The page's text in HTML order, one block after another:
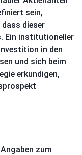
sein,
dieser
Ein institutioneller
in den
und sich beim
erkundigen,
zum